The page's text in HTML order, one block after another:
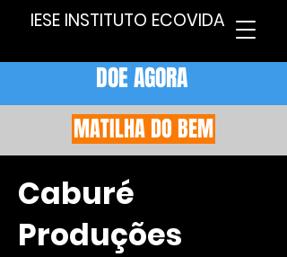
IESE INSTITUTO ECOVIDA
DOE AGORA
MATILHA DO BEM
Caburé
Produções